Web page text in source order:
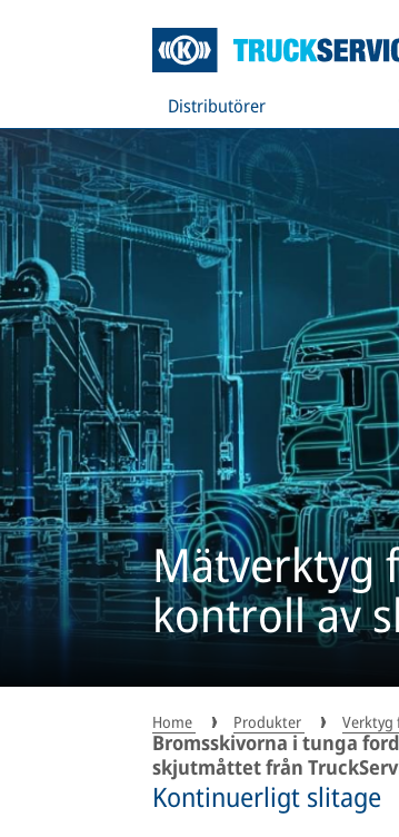
Distributörer
Mätverktyg
kontroll av
Home Produkter Verktyg
Bromsskivorna i tunga
skjutmåttet från
Kontinuerligt slitage